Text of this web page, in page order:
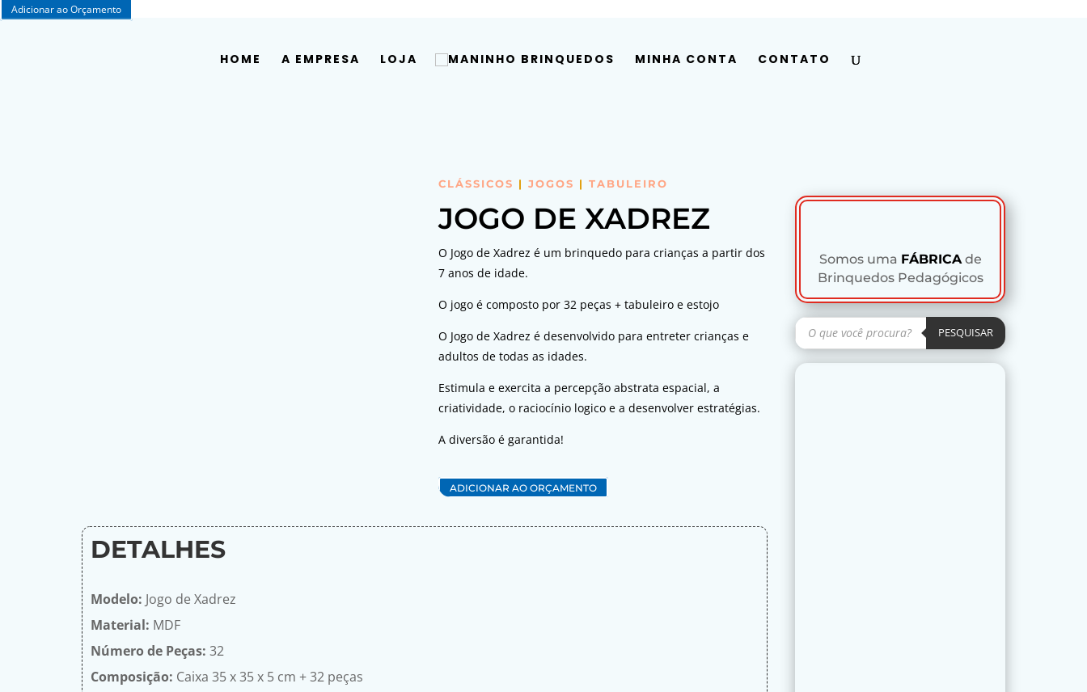
HOME A EMPRESA LOJA MINHA CONTA CONTATO
Adicionar ao Orçamento
CLÁSSICOS |JOGOS |TABULEIRO
JOGO DE XADREZ
O Jogo de Xadrez é um brinquedo para crianças a partir dos
7 anos de idade.
O jogo é composto por 32 peças + tabuleiro e estojo
O Jogo de Xadrez é desenvolvido para entreter crianças e
adultos de todas as idades.
Estimula e exercita a percepção abstrata espacial, a
criatividade, o raciocínio logico e a desenvolver estratégias.
A diversão é garantida!
ADICIONAR AO ORÇAMENTO
DETALHES
Modelo: Jogo de Xadrez
Material: MDF
Número de Peças: 32
Composição: Caixa 35 x 35 x 5 cm + 32 peças
Somos uma FÁBRICAde
Brinquedos Pedagógicos
Pesquisar
produtos PESQUISAR